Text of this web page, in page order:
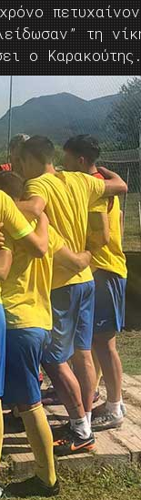
τη
ο Καρακούτης.